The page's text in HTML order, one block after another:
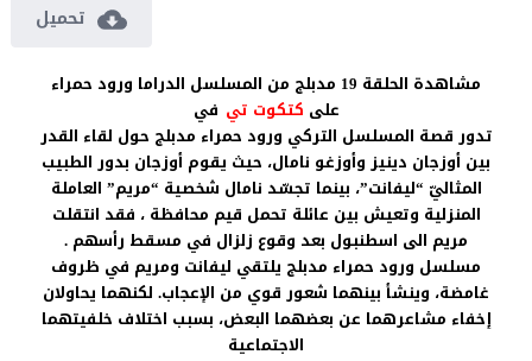
تحميل
مشاهدة الحلقة 19 مدبلج من المسلسل الدراما ورود حمراء
على كتكوت تي في
تدور قصة المسلسل التركي ورود حمراء مدبلج حول لقاء القدر
بين أوزجان دينيز وأوزغو نامال، حيث يقوم أوزجان بدور الطبيب
المثاليّ “ليفانت”، بينما تجسّد نامال شخصية “مريم” العاملة
المنزلية وتعيش بين عائلة تحمل قيم محافظة ، فقد انتقلت
مريم الى اسطنبول بعد وقوع زلزال في مسقط رأسهم .
مسلسل ورود حمراء مدبلج يلتقي ليفانت ومريم في ظروف
غامضة، وينشأ بينهما شعور قوي من الإعجاب. لكنهما يحاولان
إخفاء مشاعرهما عن بعضهما البعض، بسبب اختلاف خلفيتهما
الاجتماعية